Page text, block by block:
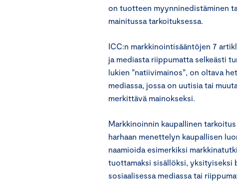
on tuotteen myynninedistäminen
mainitussa tarkoituksessa.
ICC:n markkinointisääntöjen 7
ja mediasta riippumatta selkeästi
lukien ”natiivimainos”, on oltava
mediassa, jossa on uutisia tai
merkittävä mainokseksi.
Markkinoinnin kaupallinen
harhaan menettelyn kaupallisen
naamioida esimerkiksi
tuottamaksi sisällöksi, yksityiseksi
sosiaalisessa mediassa tai